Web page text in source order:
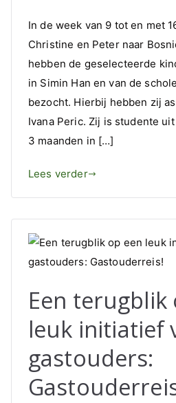
maart
2024
In de week van 9 tot en met
Christine en Peter naar
hebben de geselecteerde
in Simin Han en van de
bezocht. Hierbij hebben zij
Ivana Peric. Zij is studente
3 maanden in […]
Lees verder
Een terugblik
leuk initiatief
gastouders: